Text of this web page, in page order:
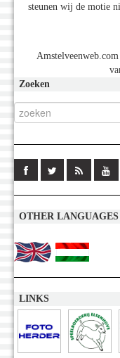
steunen wij de motie
Zoeken
OTHER LANGUAGES
LINKS